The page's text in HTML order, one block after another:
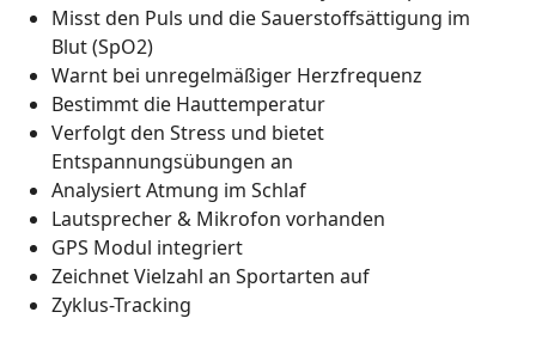
Misst den Puls und die Sauerstoffsättigung im
Blut (SpO2)
Warnt bei unregelmäßiger Herzfrequenz
Bestimmt die Hauttemperatur
Verfolgt den Stress und bietet
Entspannungsübungen an
Analysiert Atmung im Schlaf
Lautsprecher & Mikrofon vorhanden
GPS Modul integriert
Zeichnet Vielzahl an Sportarten auf
Zyklus-Tracking